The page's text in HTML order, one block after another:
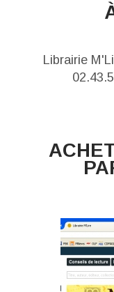
Librairie